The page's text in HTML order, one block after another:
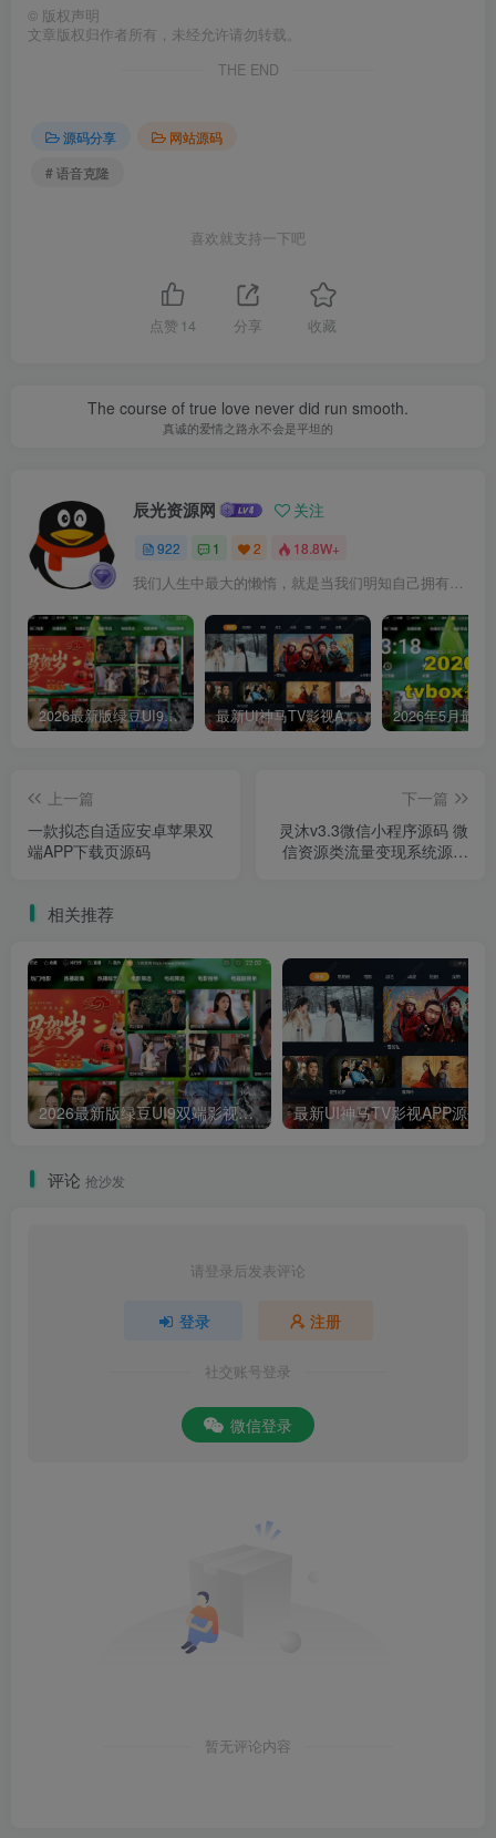
© 版权声明
文章版权归作者所有，未经允许请勿转载。
THE END
源码分享
网站源码
# 语音克隆
喜欢就支持一下吧
点赞 14 分享 收藏
The course of true love never did run smooth.
真诚的爱情之路永不会是平坦的
辰光资源网 关注
922 1 2 18.8W+
2026最新版绿豆UI9双端影视APP源码 最新UI神马TV影视APP源码 乐檬影视苹果CMS后台 包含前后端源码
上一篇
一款拟态自适应安卓苹果双
端APP下载页源码
下一篇
灵沐v3.3微信小程序源码 微
信资源类流量变现系统源码
相关推荐
2026最新版绿豆UI9双端影视APP源码
评论 抢沙发
请登录后发表评论
登录 注册
社交账号登录
微信登录
暂无评论内容